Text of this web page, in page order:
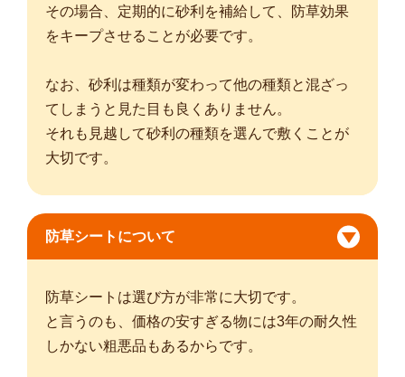
その場合、定期的に砂利を補給して、防草効果
をキープさせることが必要です。
なお、砂利は種類が変わって他の種類と混ざっ
てしまうと見た目も良くありません。
それも見越して砂利の種類を選んで敷くことが
大切です。
防草シートについて
防草シートは選び方が非常に大切です。
と言うのも、価格の安すぎる物には3年の耐久性
しかない粗悪品もあるからです。